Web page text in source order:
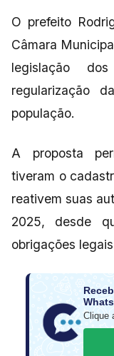
O prefeito
Câmara
legislação
regularização
população.
A proposta
tiveram o
reativem suas
2025, desde
obrigações
Clique